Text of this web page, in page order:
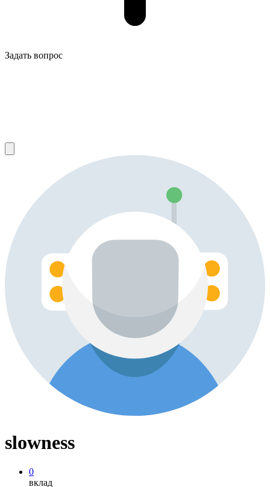
Задать вопрос
slowness
0
вклад